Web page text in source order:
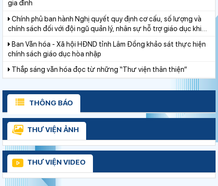
Chính phủ ban hành Nghị quyết quy định cơ cấu, số lượng và
chính sách đối với đội ngũ quản lý, nhân sự hỗ trợ giáo dục khi
sắp xếp cơ sở giáo dục công lập
Ban Văn hóa - Xã hội HĐND tỉnh Lâm Đồng khảo sát thực hiện
chính sách giáo dục hòa nhập
Thắp sáng văn hóa đọc từ những “Thư viện thân thiện”
Gieo mầm hiếu học nơi vùng xa
Giữ vững nền tảng tư tưởng của Ðảng từ học đường
nghẽn về chuyển đổi số
ngành năm 2026
Phường Xuân Trường – Đà Lạt: trang bị kiến thức, kỹ năng
phòng, chống đuối nước và sơ cấp cứu cho thanh thiếu nhi
Lâm Đồng tạo nền tảng đột phá phát triển giáo dục và đào tạo
THÔNG BÁO
THƯ VIỆN ẢNH
THƯ VIỆN VIDEO